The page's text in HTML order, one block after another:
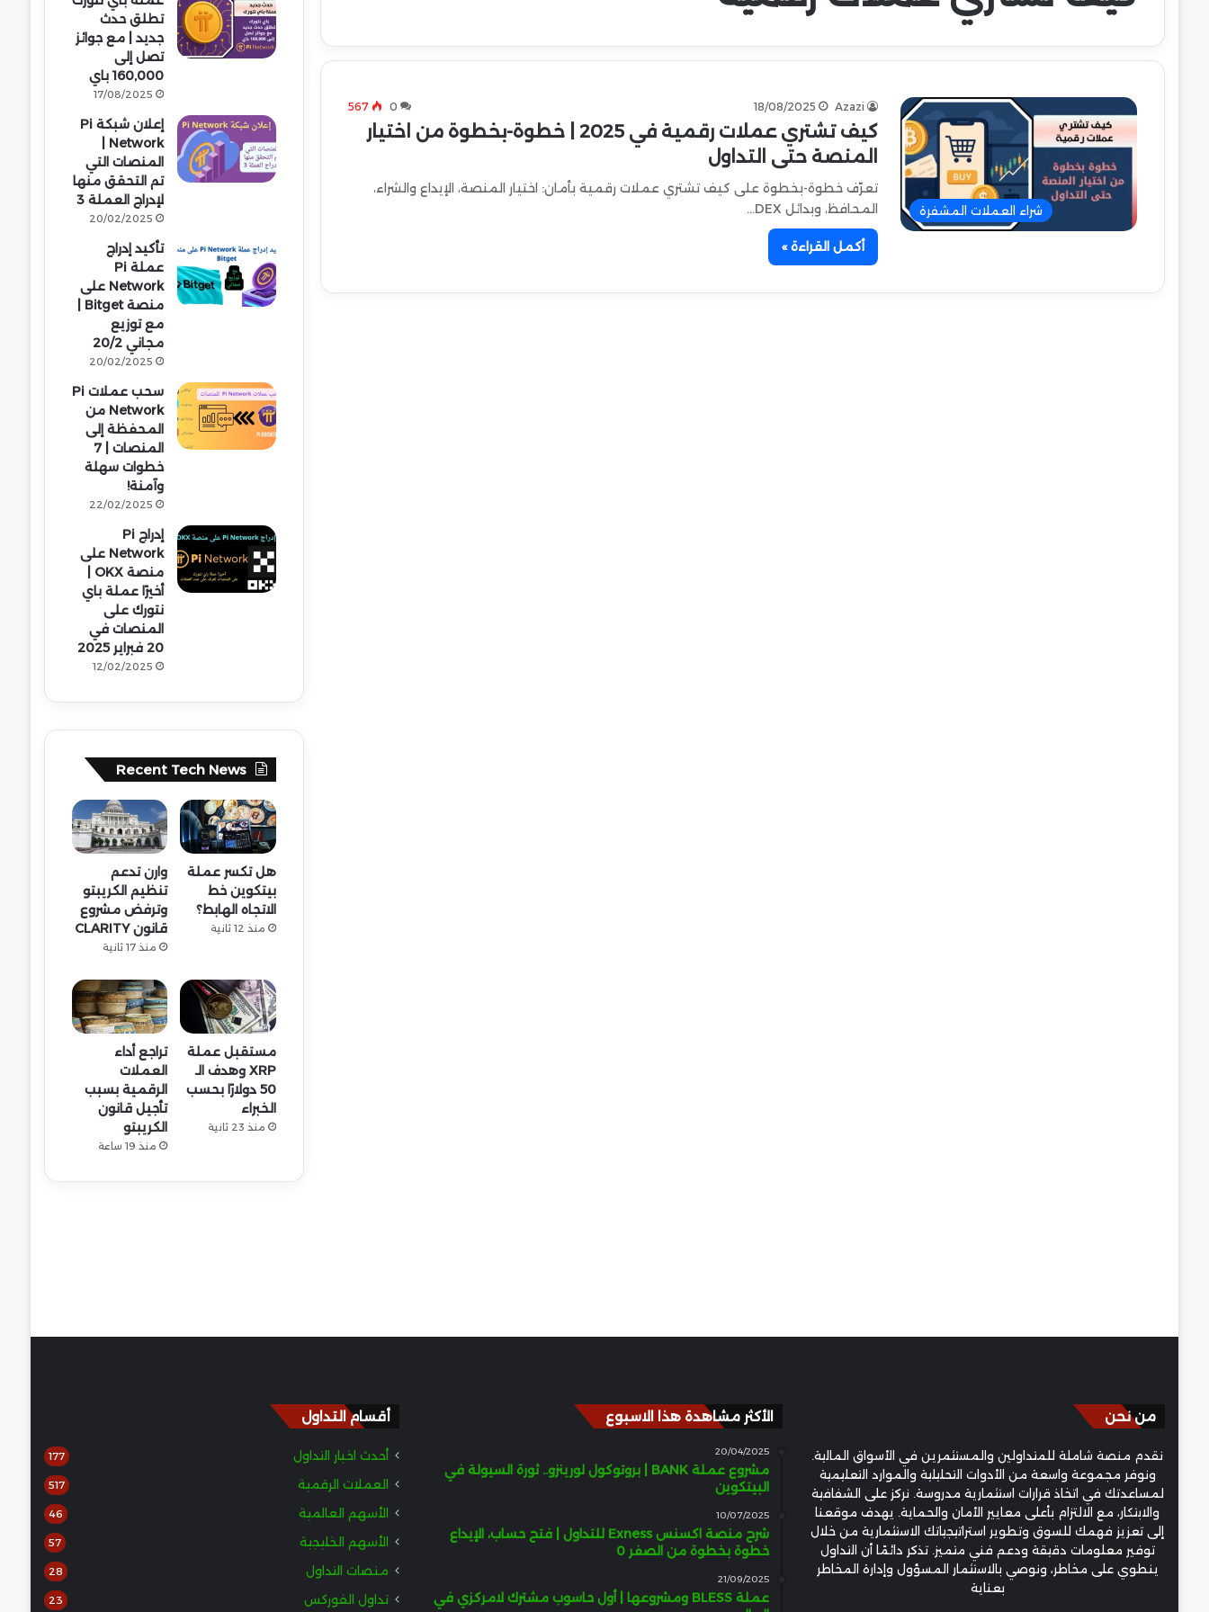
شراء العملات المشفرة
Azazi
18/08/2025
0
567
كيف تشتري عملات رقمية في 2025 | خطوة-بخطوة من اختيار
المنصة حتى التداول
تعرّف خطوة-بخطوة على كيف تشتري عملات رقمية بأمان: اختيار المنصة، الإيداع والشراء،
المحافظ، وبدائل DEX…
أكمل القراءة »
تطلق حدث
جديد | مع جوائز
تصل إلى
160,000 باي
17/08/2025
إعلان شبكة Pi
المنصات التي
تم التحقق منها
لإدراج العملة 3
20/02/2025
تأكيد إدراج
عملة Pi
Network على
مع توزيع
مجاني 20/2
20/02/2025
سحب عملات Pi
Network من
المحفظة إلى
المنصات | 7
خطوات سهلة
وآمنة!
22/02/2025
إدراج Pi
Network على
أخيرًا عملة باي
نتورك على
المنصات في
20 فبراير 2025
12/02/2025
Recent Tech News
هل تكسر عملة
بيتكوين خط
الاتجاه الهابط؟
منذ 12 ثانية
وارن تدعم
تنظيم الكريبتو
وترفض مشروع
قانون CLARITY
منذ 17 ثانية
مستقبل عملة
XRP وهدف الـ
50 دولارًا بحسب
الخبراء
منذ 23 ثانية
تراجع أداء
العملات
الرقمية بسبب
تأجيل قانون
الكريبتو
منذ 19 ساعة
من نحن
نقدم منصة شاملة للمتداولين والمستثمرين في الأسواق المالية.
ونوفر مجموعة واسعة من الأدوات التحليلية والموارد التعليمية
لمساعدتك في اتخاذ قرارات استثمارية مدروسة. نركز على الشفافية
والابتكار، مع الالتزام بأعلى معايير الأمان والحماية. يهدف موقعنا
إلى تعزيز فهمك للسوق وتطوير استراتيجياتك الاستثمارية من خلال
توفير معلومات دقيقة ودعم فني متميز. تذكر دائمًا أن التداول
ينطوي على مخاطر، ونوصي بالاستثمار المسؤول وإدارة المخاطر
بعناية
الأكثر مشاهدة هذا الاسبوع
20/04/2025
مشروع عملة BANK | بروتوكول لورينزو.. ثورة السيولة في
البيتكوين
10/07/2025
شرح منصة اكسنس Exness للتداول | فتح حساب، الإيداع
خطوة بخطوة من الصفر 0
21/09/2025
عملة BLESS ومشروعها | أول حاسوب مشترك لامركزي في
أقسام التداول
أحدث اخبار التداول 177
العملات الرقمية 517
الأسهم العالمية 46
الأسهم الخليجية 57
منصات التداول 28
تداول الفوركس 23